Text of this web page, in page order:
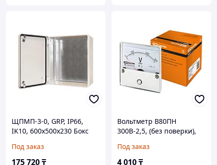
ЩПМП-3-0, GRP, IP66,
IK10, 600х500х230 Бокс
антивандальный
Под заказ
175 720₸
Вольтметр В80ПН
300В-2,5, (без поверки),
Под заказ
4 010₸